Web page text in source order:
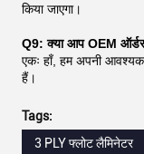
किया जाएगा।
Q9: क्या आप OEM
एकः हाँ, हम अपनी
हैं।
Tags:
3 PLY फ्लोट लैमिनेटर